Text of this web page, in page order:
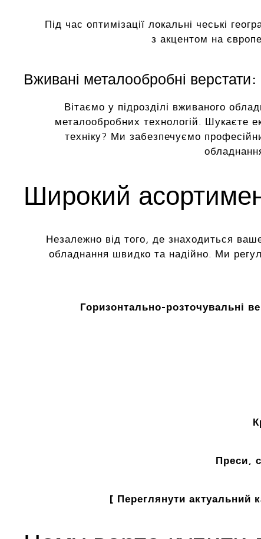
Під час оптимізації локальні чеські
з акцентом на
Вживані металообробні верстати:
Вітаємо у підрозділі вживаного
металообробних технологій. Шукаєте
техніку? Ми забезпечуємо
Широкий
Незалежно від того, де знаходиться
обладнання швидко та надійно. Ми
Горизонтально-розточувальні
Преси,
[ Переглянути актуальний